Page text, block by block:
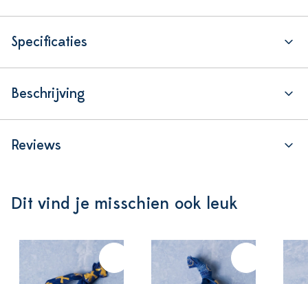
Specificaties
Beschrijving
Reviews
Dit vind je misschien ook leuk